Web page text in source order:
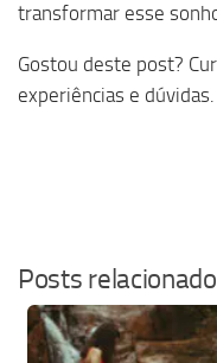
transformar esse
Gostou deste post?
experiências e dúvidas.
Posts